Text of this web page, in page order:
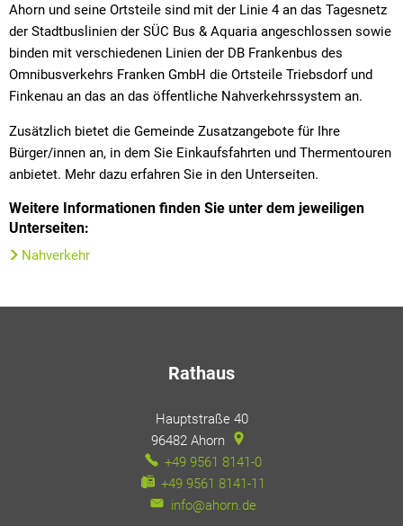
Ahorn und seine Ortsteile sind mit der Linie 4 an das Tagesnetz
der Stadtbuslinien der SÜC Bus & Aquaria angeschlossen sowie
binden mit verschiedenen Linien der DB Frankenbus des
Omnibusverkehrs Franken GmbH die Ortsteile Triebsdorf und
Finkenau an das an das öffentliche Nahverkehrssystem an.
Zusätzlich bietet die Gemeinde Zusatzangebote für Ihre
Bürger/innen an, in dem Sie Einkaufsfahrten und Thermentouren
anbietet. Mehr dazu erfahren Sie in den Unterseiten.
Weitere Informationen finden Sie unter dem jeweiligen
Unterseiten:
Nahverkehr
Rathaus
Hauptstraße 40
96482 Ahorn
+49 9561 8141-0
+49 9561 8141-11
info@ahorn.de